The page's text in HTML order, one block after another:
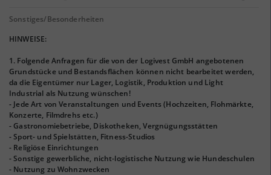
Sonstiges/Besonderheiten
HINWEISE:
1. Folgende Anfragen für die von der Logivest GmbH angebotenen
Grundstücke und Bestandsflächen können nicht bearbeitet werden,
da die Eigentümer nur Lager, Logistik, Produktion und Light
Industrial als Nutzung wünschen!
- Jede Art von Veranstaltungen und Events (Hochzeiten, Flohmärkte,
Konzerte, Filmdrehs etc.)
- Gastronomiebetriebe, Diskotheken, Vergnügungsstätten
- Sport- und Spielstätten, Fitness-Studios
- Religiöse Einrichtungen
- Sonstige gewerbliche, nicht-logistische Nutzung wie Hundeschulen
- Nutzung zu Wohnzwecken